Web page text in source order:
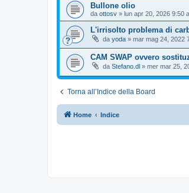
Bullone olio
da ottosv » lun apr 20, 2026 9:50
L'irrisolto problema di
da yoda » mar mag 24, 2022
CAM SWAP ovvero
da Stefano.dl » mer mar 25,
Torna all’Indice della Board
Home Indice